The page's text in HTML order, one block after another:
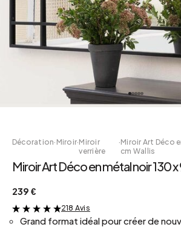
Décoration· Miroir·Miroir
verrière
·Miroir Art Déco
cm Wallis
Miroir Art Déco en métal noir 130
239 €
&
218 Avis
Grand format idéal pour créer de